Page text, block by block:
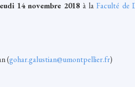
14 novembre 2018 à laFaculté de
(gohar.galustian@umontpellier.fr)